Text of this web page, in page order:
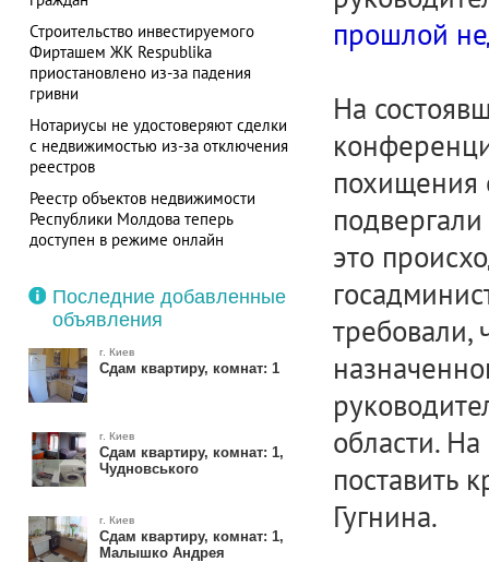
Строительство инвестируемого
Фирташем ЖК Respublika
приостановлено из-за падения
гривни
Нотариусы не удостоверяют сделки
с недвижимостью из-за отключения
реестров
Реестр объектов недвижимости
Республики Молдова теперь
доступен в режиме онлайн
Киеве без горячей воды остаются
более 700 потребителей
Последние добавленные
объявления
г. Киев
Сдам квартиру, комнат: 1
г. Киев
Сдам квартиру, комнат: 1,
Чудновського
г. Киев
Сдам квартиру, комнат: 1,
Малышко Андрея
прошлой
На
похищения
это
требовали,
области.
поставить
Гугнина.